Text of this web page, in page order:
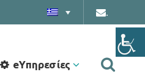
eΥπηρεσίες